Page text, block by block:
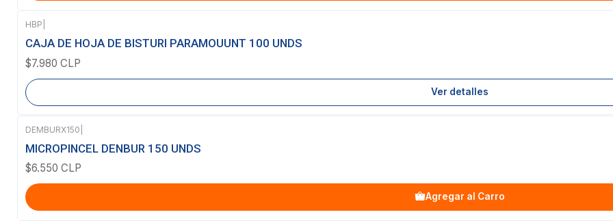
Agotado
HBP
CAJA DE HOJA DE BISTURI PARAMOUUNT 100 UNDS
$7.980 CLP
Ver detalles
DEMBURX150
MICROPINCEL DENBUR 150 UNDS
$6.550 CLP
Agregar al Carro